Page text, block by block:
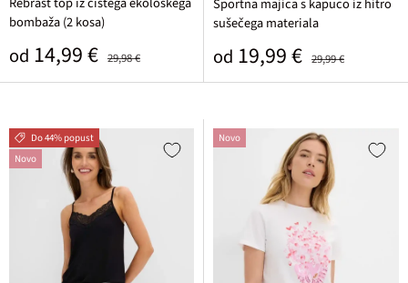
bombaža (2 kosa)
Prodajna cena
od 14,99 € 29,98 €
Športna majica s kapuco iz hitro
sušečega materiala
Prodajna cena
od 19,99 € 29,99 €
Do 44% popust
Novo
Novo